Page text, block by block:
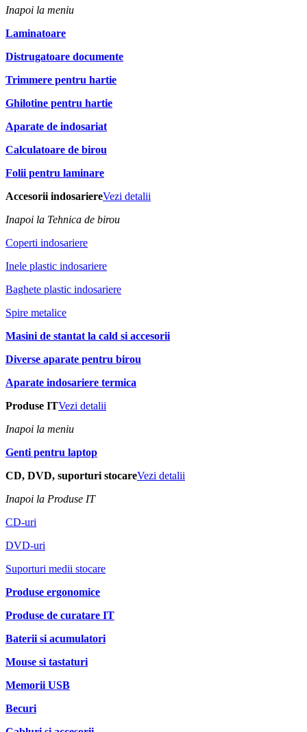
Inapoi la meniu
Laminatoare
Distrugatoare documente
Trimmere pentru hartie
Ghilotine pentru hartie
Aparate de indosariat
Calculatoare de birou
Folii pentru laminare
Accesorii indosariereVezi detalii
Inapoi la Tehnica de birou
Coperti indosariere
Inele plastic indosariere
Baghete plastic indosariere
Spire metalice
Masini de stantat la cald si accesorii
Diverse aparate pentru birou
Aparate indosariere termica
Produse ITVezi detalii
Inapoi la meniu
Genti pentru laptop
CD, DVD, suporturi stocareVezi detalii
Inapoi la Produse IT
CD-uri
DVD-uri
Suporturi medii stocare
Produse ergonomice
Produse de curatare IT
Baterii si acumulatori
Mouse si tastaturi
Memorii USB
Becuri